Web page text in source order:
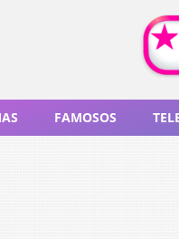
FAMOSOS